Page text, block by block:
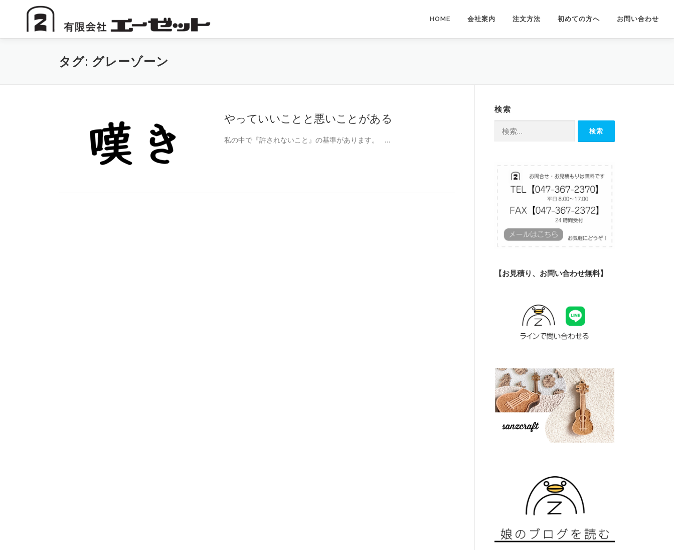
ン
HOME 会社案内 注文方法 初めての方へ お問い合わせ
タグ: グレーゾーン
やっていいことと悪いことがある
私の中で『許されないこと』の基準があります。 …
検索
【お見積り、お問い合わせ無料】